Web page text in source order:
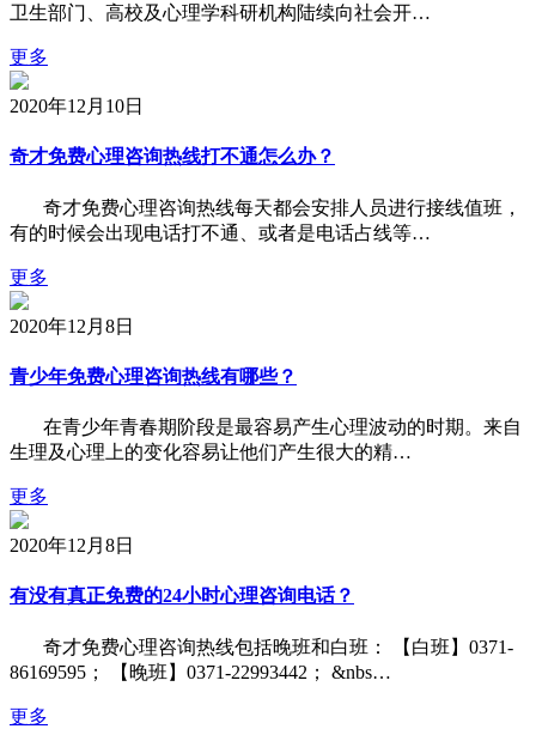
卫生部门、高校及心理学科研机构陆续向社会开…
更多
2020年12月10日
奇才免费心理咨询热线打不通怎么办？
奇才免费心理咨询热线每天都会安排人员进行接线值班，
有的时候会出现电话打不通、或者是电话占线等…
更多
2020年12月8日
青少年免费心理咨询热线有哪些？
在青少年青春期阶段是最容易产生心理波动的时期。来自
生理及心理上的变化容易让他们产生很大的精…
更多
2020年12月8日
有没有真正免费的24小时心理咨询电话？
奇才免费心理咨询热线包括晚班和白班： 【白班】0371-
86169595； 【晚班】0371-22993442； &nbs…
更多